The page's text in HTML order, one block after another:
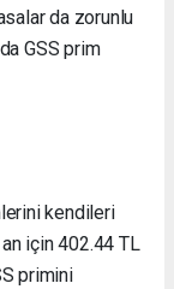
da zorunlu
GSS prim
kendileri
için 402.44 TL
primini